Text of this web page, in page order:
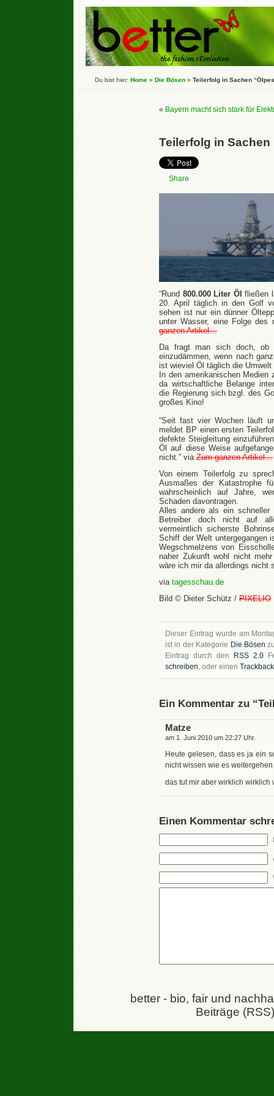
Du bist hier: Home » Die Bösen » Teilerfolg in Sachen
« Bayern macht sich stark für
Teilerfolg in Sachen
Share
“Rund 800.000 Liter Öl fließen
20. April täglich in den Golf
sehen ist nur ein dünner
unter Wasser, eine Folge des
ganzen Artikel…
Da fragt man sich doch, ob
einzudämmen, wenn nach
ist wieviel Öl täglich die Umwelt
In den amerikanischen
da wirtschaftliche Belange
die Regierung sich bzgl. des
großes Kino!
“Seit fast vier Wochen läuft
meldet BP einen ersten
defekte Steigleitung
Öl auf diese Weise
nicht.” via Zum ganzen Artikel…
Von einem Teilerfolg zu
Ausmaßes der Katastrophe
wahrscheinlich auf Jahre,
Schaden davontragen.
Alles andere als ein
Betreiber doch nicht auf
vermeintlich sicherste
Schiff der Welt untergegangen
Wegschmelzens von
naher Zukunft wohl nicht
wäre ich mir da allerdings nicht
via tagesschau.de
Bild © Dieter Schütz / PIXELIO
Dieser Eintrag wurde am
ist in der Kategorie Die Bösen
Eintrag durch den
RSS 2.0
schreiben, oder einen Trackback
Ein Kommentar zu
Matze
am 1. Juni 2010 um 22:27 Uhr.
Heute gelesen, dass es ja ein
nicht wissen wie es
das tut mir aber wirklich
Einen Kommentar
better - bio, fair und
Beiträge (RSS)